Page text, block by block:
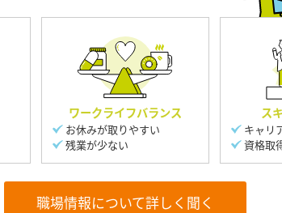
ワークライフバランス
お休みが取りやすい
残業が少ない
ス
キャリ
資格取
職場情報について詳しく聞く